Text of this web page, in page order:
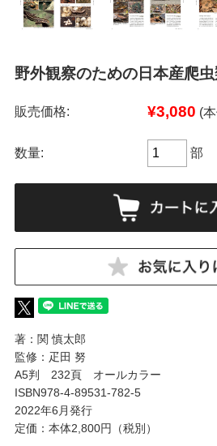
野外観察のための日本産爬
販売価格: ¥3,080 (
数量: 部
著：関 慎太郎
監修：疋田 努
A5判 232頁 オールカラー
ISBN978-4-89531-782-5
2022年6月発行
定価：本体2,800円（税別）